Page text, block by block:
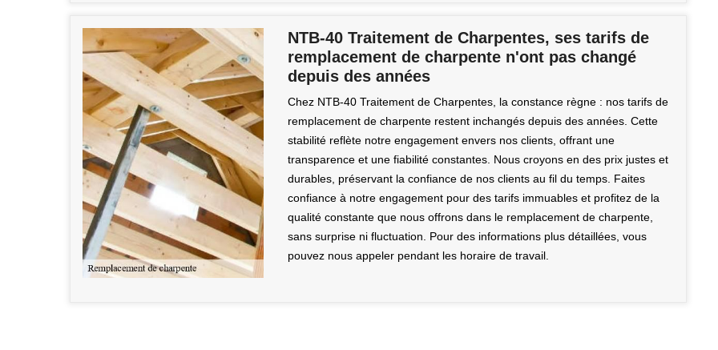
NTB-40 Traitement de Charpentes, ses tarifs de
remplacement de charpente n'ont pas changé
depuis des années
Chez NTB-40 Traitement de Charpentes, la constance règne : nos tarifs de
remplacement de charpente restent inchangés depuis des années. Cette
stabilité reflète notre engagement envers nos clients, offrant une
transparence et une fiabilité constantes. Nous croyons en des prix justes et
durables, préservant la confiance de nos clients au fil du temps. Faites
confiance à notre engagement pour des tarifs immuables et profitez de la
qualité constante que nous offrons dans le remplacement de charpente,
sans surprise ni fluctuation. Pour des informations plus détaillées, vous
pouvez nous appeler pendant les horaire de travail.